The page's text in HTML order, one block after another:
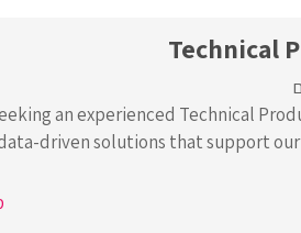
Technical
an experienced Technical
driven solutions that support